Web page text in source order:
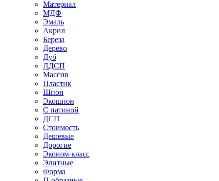
Материал
МДФ
Эмаль
Акрил
Береза
Дерево
Дуб
ЛДСП
Массив
Пластик
Шпон
Экошпон
С патиной
ДСП
Стоимость
Дешевые
Дорогие
Эконом-класс
Элитные
Форма